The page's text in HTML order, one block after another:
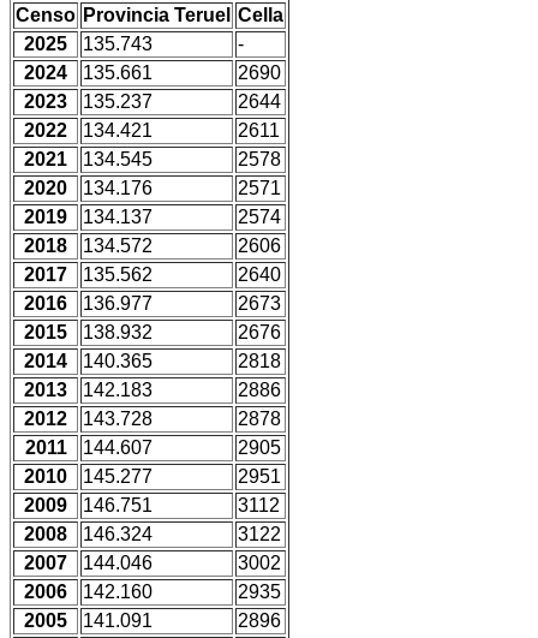
Censo Provincia Teruel Cella
2025
135.743
-
2024
135.661
2690
2023
135.237
2644
2022
134.421
2611
2021
134.545
2578
2020
134.176
2571
2019
134.137
2574
2018
134.572
2606
2017
135.562
2640
2016
136.977
2673
2015
138.932
2676
2014
140.365
2818
2013
142.183
2886
2012
143.728
2878
2011
144.607
2905
2010
145.277
2951
2009
146.751
3112
2008
146.324
3122
2007
144.046
3002
2006
142.160
2935
2005
141.091
2896